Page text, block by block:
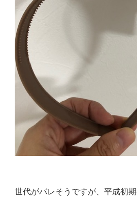
世代がバレそうですが、平成初